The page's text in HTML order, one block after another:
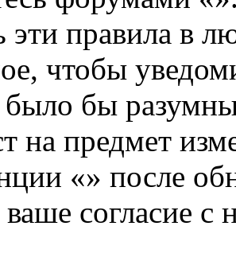
эти правила в
чтобы
бы
на предмет
«» после
ваше согласие с